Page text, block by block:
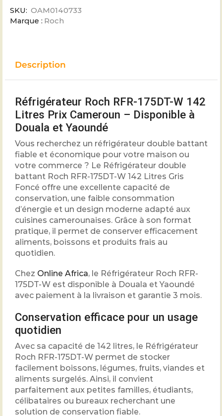
SKU: OAM0140733
Marque : Roch
Description
Réfrigérateur Roch RFR-175DT-W 142
Litres Prix Cameroun – Disponible à
Douala et Yaoundé
Vous recherchez un réfrigérateur double battant
fiable et économique pour votre maison ou
votre commerce ? Le Réfrigérateur double
battant Roch RFR-175DT-W 142 Litres Gris
Foncé offre une excellente capacité de
conservation, une faible consommation
d’énergie et un design moderne adapté aux
cuisines camerounaises. Grâce à son format
pratique, il permet de conserver efficacement
aliments, boissons et produits frais au
quotidien.
Chez Online Africa, le Réfrigérateur Roch RFR-
175DT-W est disponible à Douala et Yaoundé
avec paiement à la livraison et garantie 3 mois.
Conservation efficace pour un usage
quotidien
Avec sa capacité de 142 litres, le Réfrigérateur
Roch RFR-175DT-W permet de stocker
facilement boissons, légumes, fruits, viandes et
aliments surgelés. Ainsi, il convient
parfaitement aux petites familles, étudiants,
célibataires ou bureaux recherchant une
solution de conservation fiable.